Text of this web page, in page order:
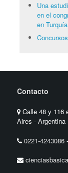
Una
en el
en
Contacto
Calle 48 y 116
Aires - Argentina
0221-4243086 -